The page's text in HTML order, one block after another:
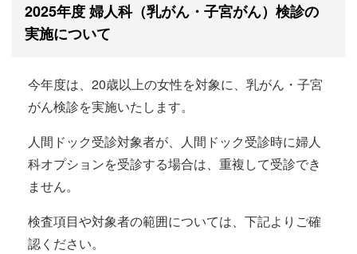
2025年度 婦人科（乳がん・子宮がん）検診の
実施について
今年度は、20歳以上の女性を対象に、乳がん・子宮
がん検診を実施いたします。
人間ドック受診対象者が、人間ドック受診時に婦人
科オプションを受診する場合は、重複して受診でき
ません。
検査項目や対象者の範囲については、下記よりご確
認ください。